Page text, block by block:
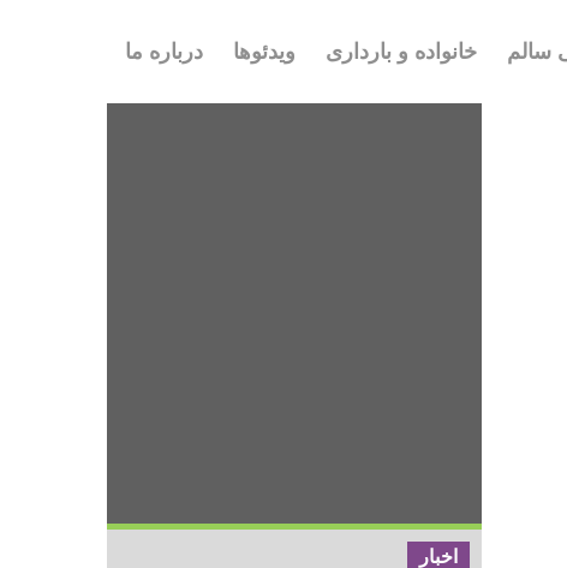
سالم خانواده و بارداری ویدئوها درباره ما
اخبار